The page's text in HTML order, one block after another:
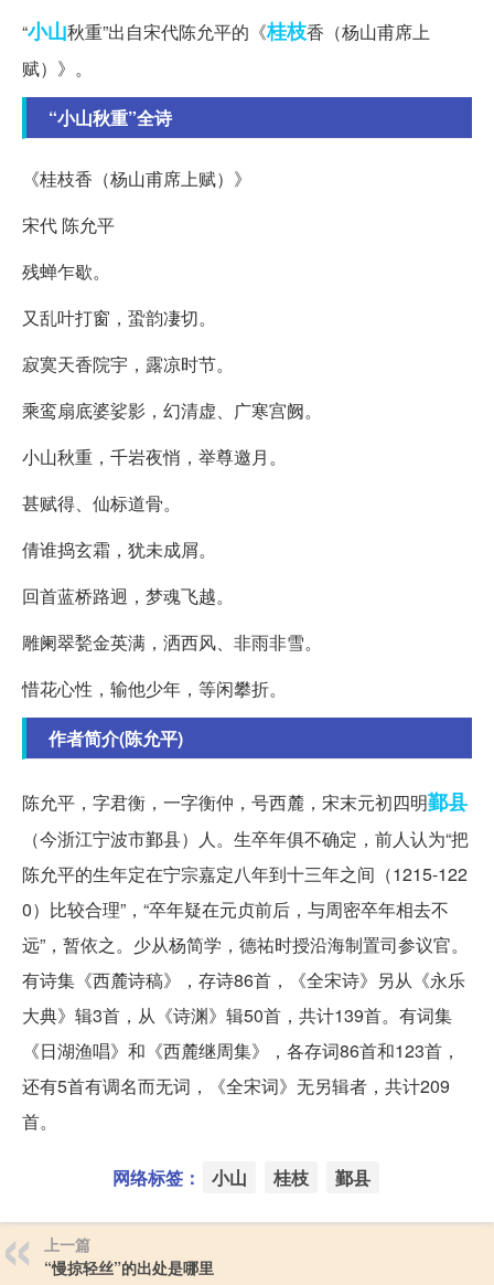
“小山秋重”出自宋代陈允平的《桂枝香（杨山甫席上
赋）》。
“小山秋重”全诗
《桂枝香（杨山甫席上赋）》
宋代 陈允平
残蝉乍歇。
又乱叶打窗，蛩韵凄切。
寂寞天香院宇，露凉时节。
乘鸾扇底婆娑影，幻清虚、广寒宫阙。
小山秋重，千岩夜悄，举尊邀月。
甚赋得、仙标道骨。
倩谁捣玄霜，犹未成屑。
回首蓝桥路迥，梦魂飞越。
雕阑翠甃金英满，洒西风、非雨非雪。
惜花心性，输他少年，等闲攀折。
作者简介(陈允平)
陈允平，字君衡，一字衡仲，号西麓，宋末元初四明鄞县
（今浙江宁波市鄞县）人。生卒年俱不确定，前人认为“把
陈允平的生年定在宁宗嘉定八年到十三年之间（1215-122
0）比较合理”，“卒年疑在元贞前后，与周密卒年相去不
远”，暂依之。少从杨简学，德祐时授沿海制置司参议官。
有诗集《西麓诗稿》，存诗86首，《全宋诗》另从《永乐
大典》辑3首，从《诗渊》辑50首，共计139首。有词集
《日湖渔唱》和《西麓继周集》，各存词86首和123首，
还有5首有调名而无词，《全宋词》无另辑者，共计209
首。
网络标签： 小山 桂枝 鄞县
上一篇
“慢掠轻丝”的出处是哪里